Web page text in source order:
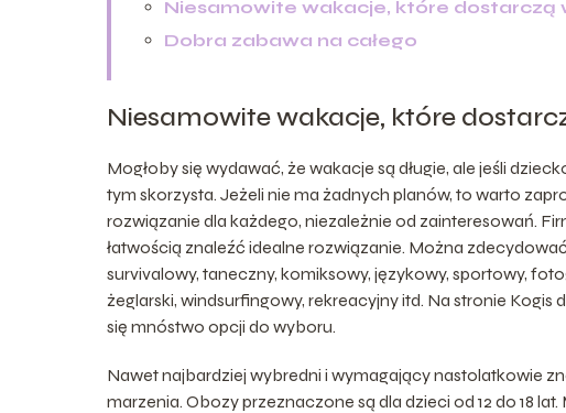
Niesamowite wakacje, które dostarczą
Dobra zabawa na całego
Niesamowite wakacje, które
Mogłoby się wydawać, że wakacje są długie, ale jeśli
tym skorzysta. Jeżeli nie ma żadnych planów, to warto
rozwiązanie dla każdego, niezależnie od zainteresowań.
łatwością znaleźć idealne rozwiązanie. Można
survivalowy, taneczny, komiksowy, językowy, sportowy,
żeglarski, windsurfingowy, rekreacyjny itd. Na stronie Kogis
się mnóstwo opcji do wyboru.
Nawet najbardziej wybredni i wymagający nastolatkowie
marzenia. Obozy przeznaczone są dla dzieci od 12 do 18